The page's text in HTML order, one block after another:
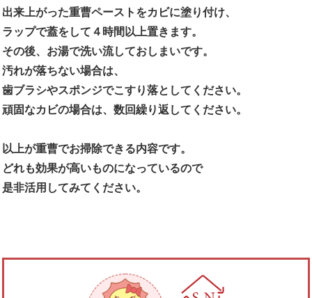
出来上がった重曹ペーストをカビに塗り付け、
ラップで蓋をして４時間以上置きます。
その後、お湯で洗い流しておしまいです。
汚れが落ちない場合は、
歯ブラシやスポンジでこすり落としてください。
頑固なカビの場合は、数回繰り返してください。
以上が重曹でお掃除できる内容です。
どれも効果が高いものになっているので
是非活用してみてください。